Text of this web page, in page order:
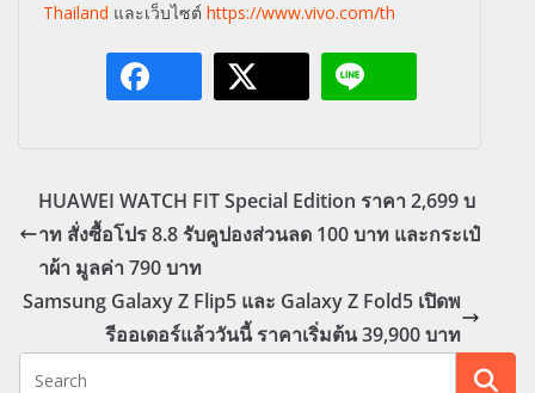
Thailand และเว็บไซต์ https://www.vivo.com/th
HUAWEI WATCH FIT Special Edition ราคา 2,699 บ
าท สั่งซื้อโปร 8.8 รับคูปองส่วนลด 100 บาท และกระเป๋
าผ้า มูลค่า 790 บาท
Samsung Galaxy Z Flip5 และ Galaxy Z Fold5 เปิดพ
รีออเดอร์แล้ววันนี้ ราคาเริ่มต้น 39,900 บาท